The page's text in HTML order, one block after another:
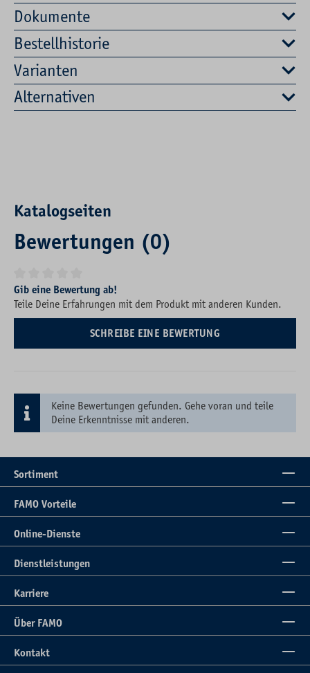
Dokumente
Bestellhistorie
Varianten
Alternativen
Katalogseiten
Bewertungen (0)
Durchschnittliche Bewertung von 0 von 5 Sternen
Gib eine Bewertung ab!
Teile Deine Erfahrungen mit dem Produkt mit anderen Kunden.
SCHREIBE EINE BEWERTUNG
Keine Bewertungen gefunden. Gehe voran und teile
Deine Erkenntnisse mit anderen.
Sortiment
FAMO Vorteile
Online-Dienste
Dienstleistungen
Karriere
Über FAMO
Kontakt